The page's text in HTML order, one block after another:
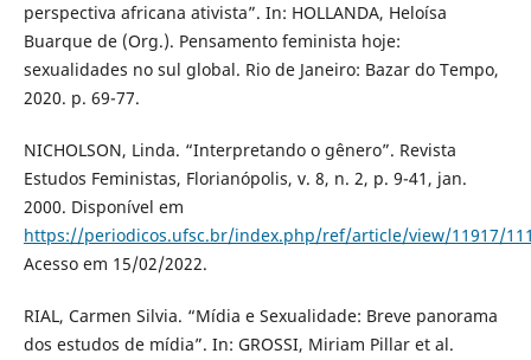
perspectiva africana ativista”. In: HOLLANDA, Heloísa
Buarque de (Org.). Pensamento feminista hoje:
sexualidades no sul global. Rio de Janeiro: Bazar do Tempo,
2020. p. 69-77.
NICHOLSON, Linda. “Interpretando o gênero”. Revista
Estudos Feministas, Florianópolis, v. 8, n. 2, p. 9-41, jan.
2000. Disponível em
https://periodicos.ufsc.br/index.php/ref/article/view/11917/
Acesso em 15/02/2022.
RIAL, Carmen Silvia. “Mídia e Sexualidade: Breve panorama
dos estudos de mídia”. In: GROSSI, Miriam Pillar et al.